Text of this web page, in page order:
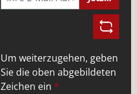
Um weiterzugehen, geben
Sie die oben abgebildeten
Zeichen ein *